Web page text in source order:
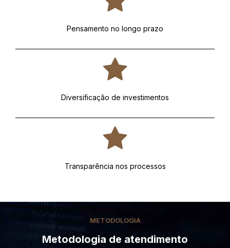
Pensamento no longo prazo
Diversificação de investimentos
Transparência nos processos
METODOLOGIA
Metodologia de atendimento